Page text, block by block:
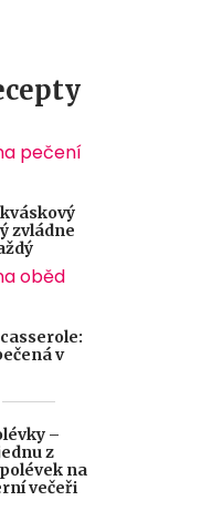
pečení
zvládne
oběd
v
–
z
na
večeři